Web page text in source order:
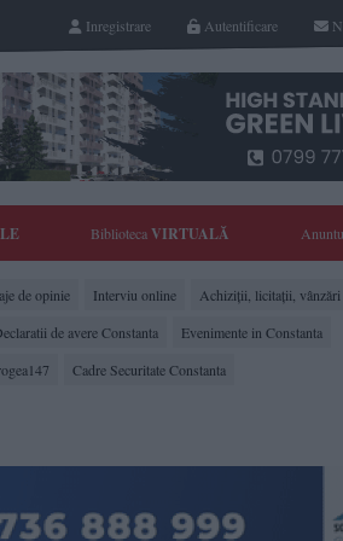
Autentificare
Inregistrare
BibliotecaVIRTUALĂ
de opinie Interviu online
Achiziții, licitații, vânzări
de avere Constanta
Evenimente in Constanta
Cadre Securitate Constanta